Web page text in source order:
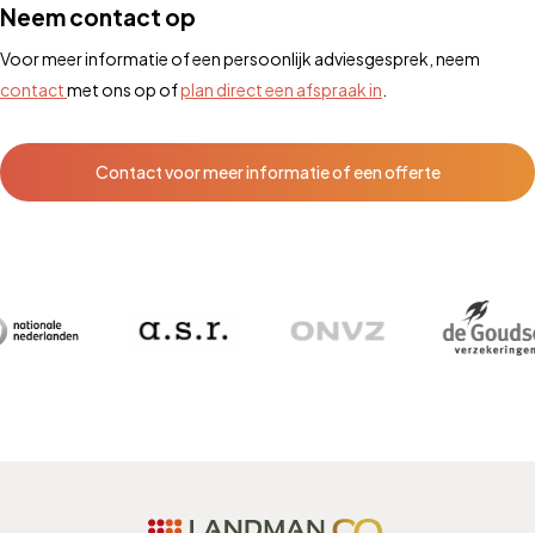
Neem contact op
Voor meer informatie of een persoonlijk adviesgesprek, neem
contactmet ons op ofplan direct een afspraak in
Contact voor meer informatie of een offerte